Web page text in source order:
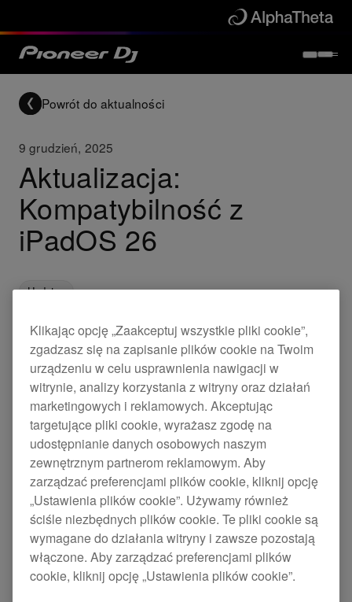
Powrót do aktualności
9 grudzień, 2025
Aktualizacja:
Kompatybilność z
iPadOS 26
Updates
Obecnie sprawdzamy zgodność naszego
oprogramowania i sprzętu z systemem iPadOS
26.
Po zakończeniu testów przekażemy aktualne
informacje.
Do tego czasu nie będziemy w stanie
zagwarantować, że nasze produkty są zgodne z
tym systemem operacyjnym. Wstrzymaj się z
aktualizacją do wersji iPadOS 26, dopóki nie
potwierdzimy zgodności.
Klikając opcję „Zaakceptuj wszystkie pliki cookie”,
zgadzasz się na zapisanie plików cookie na Twoim
urządzeniu w celu usprawnienia nawigacji w
witrynie, analizy korzystania z witryny oraz działań
marketingowych i reklamowych. Akceptując
targetujące pliki cookie, wyrażasz zgodę na
udostępnianie danych osobowych naszym
zewnętrznym partnerom reklamowym. Aby
zarządzać preferencjami plików cookie, kliknij opcję
„Ustawienia plików cookie”. Używamy również
ściśle niezbędnych plików cookie. Te pliki cookie są
wymagane do działania witryny i zawsze pozostają
włączone. Aby zarządzać preferencjami plików
cookie, kliknij opcję „Ustawienia plików cookie”.